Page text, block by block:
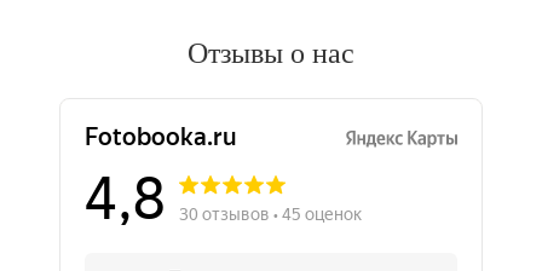
Отзывы о нас